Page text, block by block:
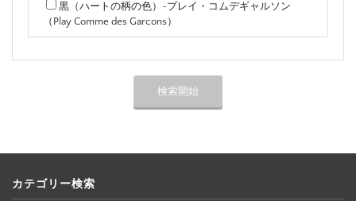
黒（ハートの柄の色）-プレイ・コムデギャルソン
（Play Comme des Garcons）
カテゴリー検索